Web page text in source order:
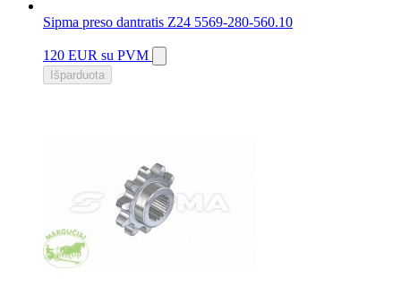
Sipma preso dantratis Z24 5569-280-560.10
120 EUR su PVM
Išparduota